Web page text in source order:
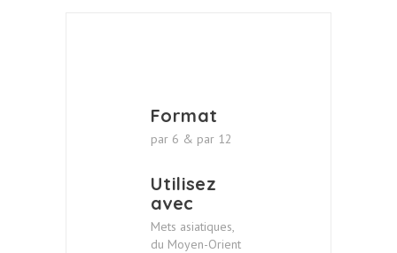
Format
par 6 & par 12
Utilisez
avec
Mets asiatiques,
du Moyen-Orient